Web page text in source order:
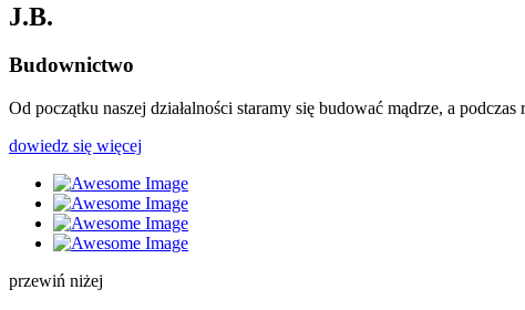
J.B.
Budownictwo
Od początku naszej działalności staramy się budować mądrze, a
dowiedz się więcej
przewiń niżej